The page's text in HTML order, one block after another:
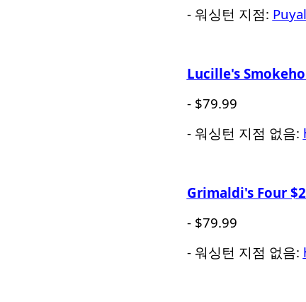
- 워싱턴 지점:
Lucille's
- $79.99
- 워싱턴 지점 없음:
Grimaldi's Four
- $79.99
- 워싱턴 지점 없음: